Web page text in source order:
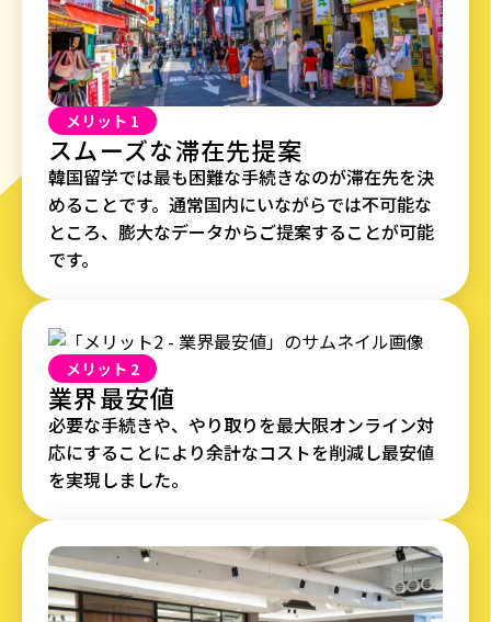
メリット 1
スムーズな滞在先提案
韓国留学では最も困難な手続きなのが滞在先を決
めることです。通常国内にいながらでは不可能な
ところ、膨大なデータからご提案することが可能
です。
メリット 2
業界最安値
必要な手続きや、やり取りを最大限オンライン対
応にすることにより余計なコストを削減し最安値
を実現しました。